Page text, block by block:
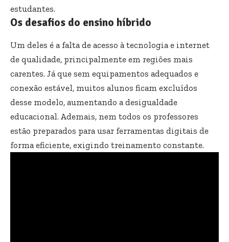
estudantes.
Os desafios do ensino híbrido
Um deles é a falta de acesso à tecnologia e internet
de qualidade, principalmente em regiões mais
carentes. Já que sem equipamentos adequados e
conexão estável, muitos alunos ficam excluídos
desse modelo, aumentando a desigualdade
educacional. Ademais, nem todos os professores
estão preparados para usar ferramentas digitais de
forma eficiente, exigindo treinamento constante.